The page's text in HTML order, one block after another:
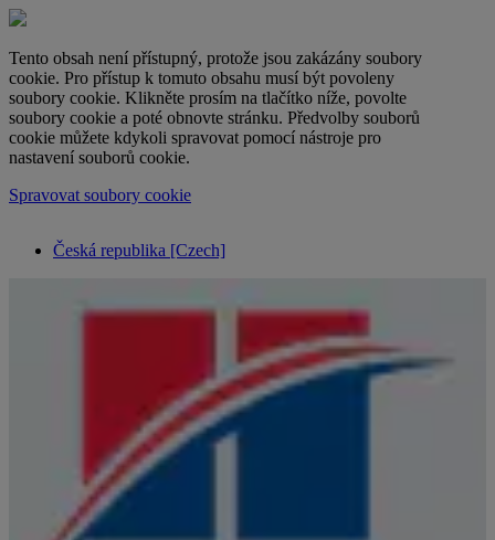
Tento obsah není přístupný, protože jsou zakázány soubory
cookie. Pro přístup k tomuto obsahu musí být povoleny
soubory cookie. Klikněte prosím na tlačítko níže, povolte
soubory cookie a poté obnovte stránku. Předvolby souborů
cookie můžete kdykoli spravovat pomocí nástroje pro
nastavení souborů cookie.
Spravovat soubory cookie
Česká republika [Czech]